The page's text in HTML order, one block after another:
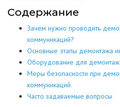
Содержание
Зачем нужно проводить
коммуникаций?
Основные этапы демонтажа
Оборудование для
Меры безопасности при
коммуникаций
Часто задаваемые вопросы